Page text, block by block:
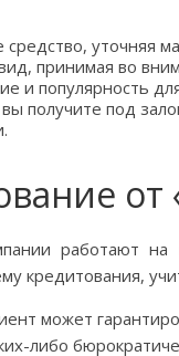
уточняя
принимая во
и популярность
получите под
работают на
кредитования,
может
либо